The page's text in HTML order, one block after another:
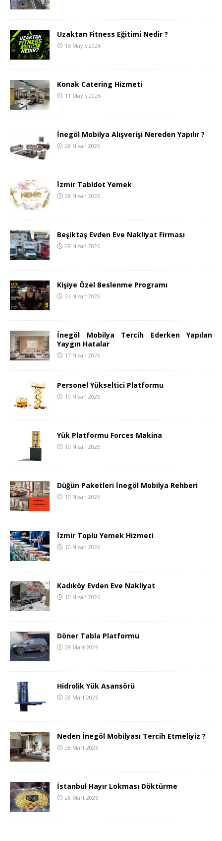
Uzaktan Fitness Eğitimi Nedir ?
15 Mayıs 2026
Konak Catering Hizmeti
11 Mayıs 2026
İnegöl Mobilya Alışverişi Nereden Yapılır ?
28 Nisan 2026
İzmir Tabldot Yemek
28 Nisan 2026
Beşiktaş Evden Eve Nakliyat Firması
28 Nisan 2026
Kişiye Özel Beslenme Programı
24 Nisan 2026
İnegöl Mobilya Tercih Ederken Yapılan
Yaygın Hatalar
17 Nisan 2026
Personel Yükseltici Platformu
10 Nisan 2026
Yük Platformu Forces Makina
10 Nisan 2026
Düğün Paketleri İnegöl Mobilya Rehberi
10 Nisan 2026
İzmir Toplu Yemek Hizmeti
10 Nisan 2026
Kadıköy Evden Eve Nakliyat
10 Nisan 2026
Döner Tabla Platformu
28 Mart 2026
Hidrolik Yük Asansörü
28 Mart 2026
Neden İnegöl Mobilyası Tercih Etmeliyiz ?
28 Mart 2026
İstanbul Hayır Lokması Döktürme
28 Mart 2026